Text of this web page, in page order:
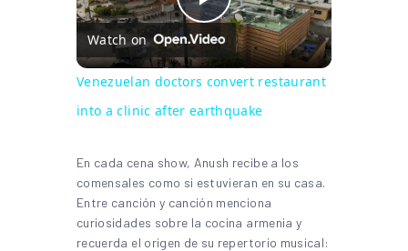
Play Video
Watch on
Venezuelan doctors convert restaurant
into a clinic after earthquake
En cada cena show, Anush recibe a los
comensales como si estuvieran en su casa.
Entre canción y canción menciona
curiosidades sobre la cocina armenia y
recuerda el origen de su repertorio musical: